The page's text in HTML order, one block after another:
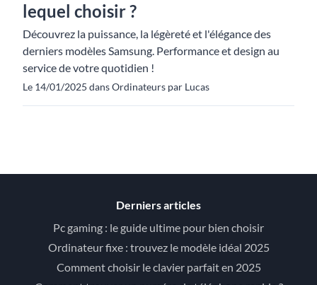
lequel choisir ?
Découvrez la puissance, la légèreté et l'élégance des
derniers modèles Samsung. Performance et design au
service de votre quotidien !
Le 14/01/2025 dans Ordinateurs par Lucas
Derniers articles
Pc gaming : le guide ultime pour bien choisir
Ordinateur fixe : trouvez le modèle idéal 2025
Comment choisir le clavier parfait en 2025